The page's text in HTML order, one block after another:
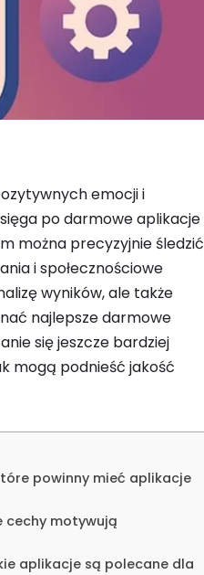
emocji i
po darmowe aplikacje
można precyzyjnie śledzić
i społecznościowe
wyników, ale także
najlepsze darmowe
się jeszcze bardziej
mogą podnieść jakość
powinny mieć aplikacje
cechy motywują
aplikacje są polecane dla